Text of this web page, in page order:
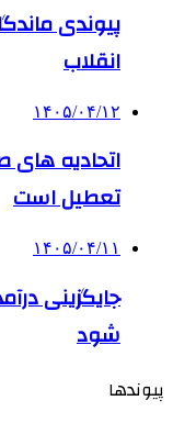
پیوندی
انقلاب
۱۴۰۵/۰۴/۱۲
تعطیل است
۱۴۰۵/۰۴/۱۱
جایگزینی
شود
پیوندها